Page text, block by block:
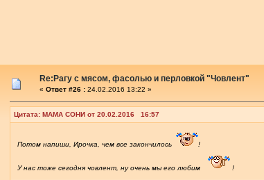
Re:Рагу с мясом, фасолью и перловкой "Човлент"
« Ответ #26 : 24.02.2016 13:22 »
Цитата: МАМА СОНИ от 20.02.2016 16:57
Потом напиши, Ирочка, чем все закончилось !
У нас тоже сегодня човлент, ну очень мы его любим !